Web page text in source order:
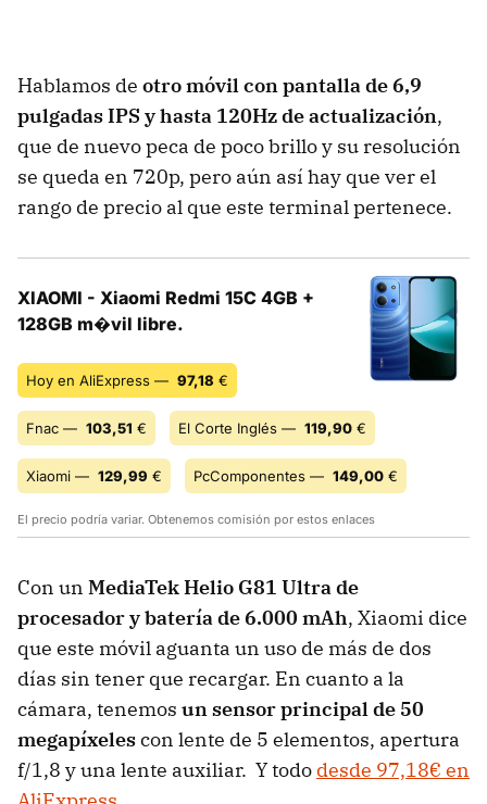
Hablamos de otro móvil con pantalla de 6,9
pulgadas IPS y hasta 120Hz de actualización,
que de nuevo peca de poco brillo y su resolución
se queda en 720p, pero aún así hay que ver el
rango de precio al que este terminal pertenece.
XIAOMI - Xiaomi Redmi 15C 4GB +
128GB m�vil libre.
Hoy en AliExpress — 97,18 €
Fnac — 103,51 € El Corte Inglés — 119,90 €
Xiaomi — 129,99 € PcComponentes — 149,00 €
El precio podría variar. Obtenemos comisión por estos enlaces
Con un MediaTek Helio G81 Ultra de
procesador y batería de 6.000 mAh, Xiaomi dice
que este móvil aguanta un uso de más de dos
días sin tener que recargar. En cuanto a la
cámara, tenemos un sensor principal de 50
megapíxelescon lente de 5 elementos, apertura
f/1,8 y una lente auxiliar. Y todo desde 97,18€ en